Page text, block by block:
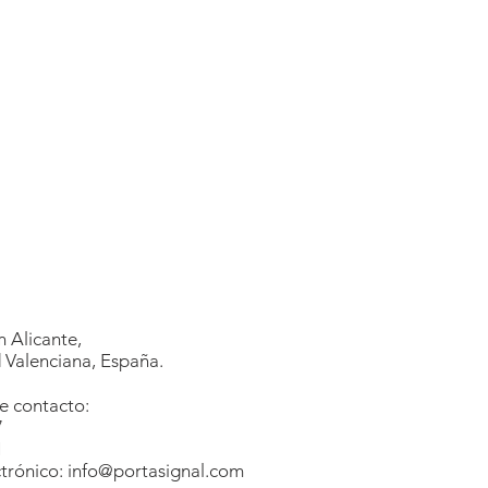
Alicante,
España.
contacto:
info@portasignal.com